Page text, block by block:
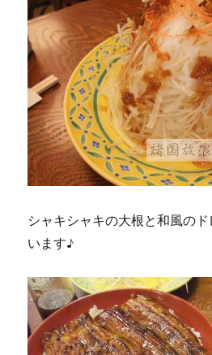
シャキシャキの大根と和風の
います♪